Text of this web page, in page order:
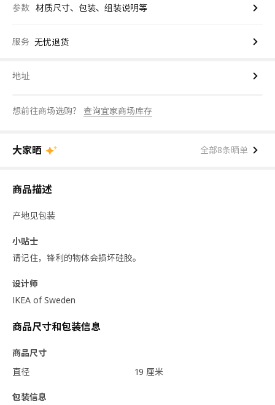
参数 材质尺寸、包装、组装说明等
服务 无忧退货
地址
想前往商场选购？ 查询宜家商场库存
大家晒 全部8条晒单
商品描述
产地见包装
小贴士
请记住，锋利的物体会损坏硅胶。
设计师
IKEA of Sweden
商品尺寸和包装信息
商品尺寸
直径
19 厘米
包装信息